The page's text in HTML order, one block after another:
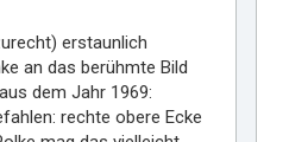
erstaunlich
an das berühmte Bild
dem Jahr 1969:
rechte obere Ecke